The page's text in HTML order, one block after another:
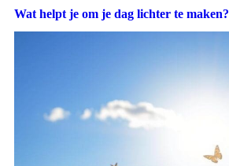
Wat helpt je om je dag lichter te maken?